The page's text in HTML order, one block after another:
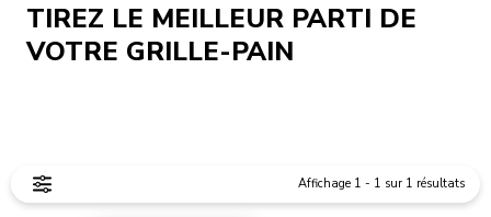
TIREZ LE MEILLEUR PARTI DE
VOTRE GRILLE-PAIN
Affichage 1 - 1 sur 1 résultats